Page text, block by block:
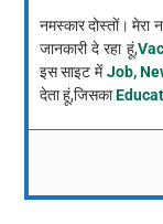
नमस्कार दोस्तों। मेरा
जानकारी दे रहा हूं,
इस साइट मेंJob,
देता हूं,जिसका